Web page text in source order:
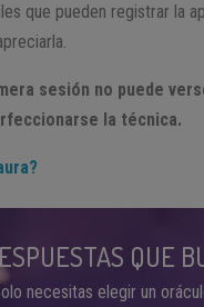
que pueden registrar la
sesión no puede
la técnica.
QUE
necesitas elegir un